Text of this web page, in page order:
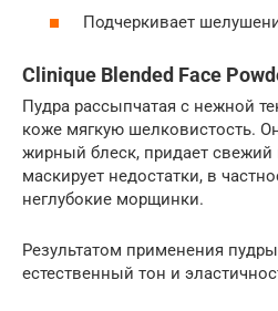
Подчеркивает
Clinique Blended Face
Пудра рассыпчатая с нежной
коже мягкую шелковистость.
жирный блеск, придает
маскирует недостатки, в
неглубокие морщинки.
Результатом применения
естественный тон и